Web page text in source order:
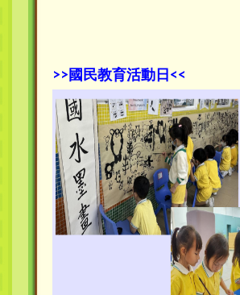
>>國民教育活動日<<